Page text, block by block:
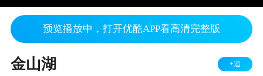
预览播放中，打开优酷APP看高清完整版
金山湖 +追